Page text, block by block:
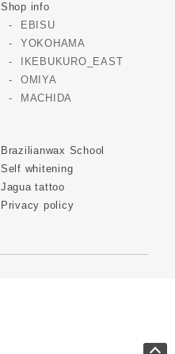
Shop info
EBISU
YOKOHAMA
IKEBUKURO_EAST
OMIYA
MACHIDA
Brazilianwax School
Self whitening
Jagua tattoo
Privacy policy